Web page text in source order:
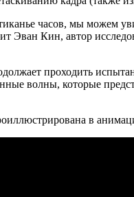
часов, мы можем
Эван Кин, автор
проходить
волны, которые
в